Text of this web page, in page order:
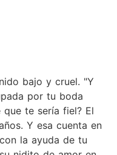
bajo y cruel. "Y
por tu boda
te sería fiel? El
Y esa cuenta en
la ayuda de tu